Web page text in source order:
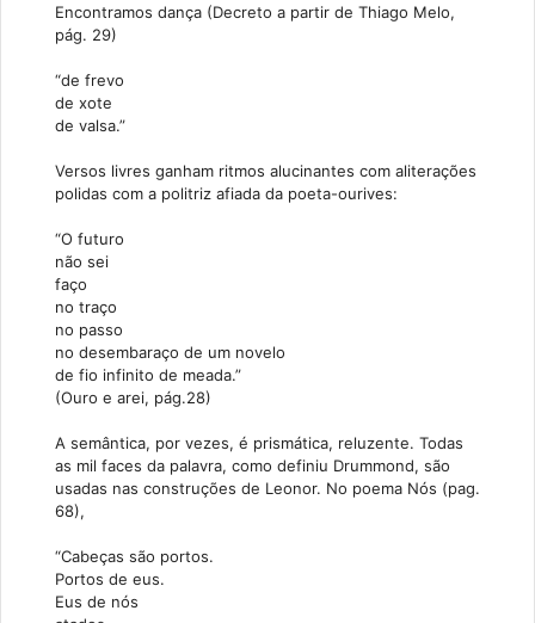
Encontramos dança (Decreto a partir de Thiago Melo,
pág. 29)
“de frevo
de xote
de valsa.”
Versos livres ganham ritmos alucinantes com aliterações
polidas com a politriz afiada da poeta-ourives:
“O futuro
não sei
faço
no traço
no passo
no desembaraço de um novelo
de fio infinito de meada.”
(Ouro e arei, pág.28)
A semântica, por vezes, é prismática, reluzente. Todas
as mil faces da palavra, como definiu Drummond, são
usadas nas construções de Leonor. No poema Nós (pag.
68),
“Cabeças são portos.
Portos de eus.
Eus de nós